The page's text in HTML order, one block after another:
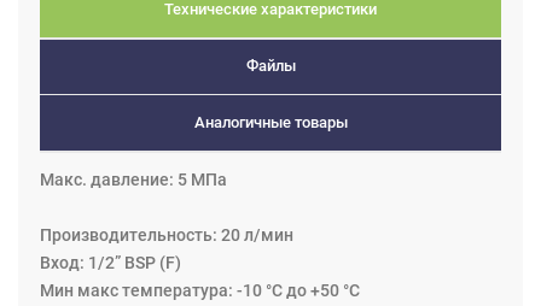
Технические характеристики
Файлы
Аналогичные товары
Макс. давление: 5 МПа
Производительность: 20 л/мин
Вход: 1/2” BSP (F)
Мин макс температура: -10 °C до +50 °C